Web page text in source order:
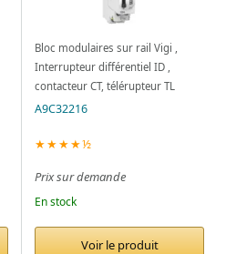
Bloc modulaires sur rail Vigi ,
Interrupteur différentiel ID ,
contacteur CT, télérupteur TL
A9C32216
★★★★½
Prix sur demande
En stock
Voir le produit